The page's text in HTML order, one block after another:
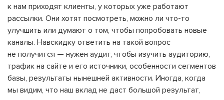
к нам приходят клиенты, у которых уже работают
рассылки. Они хотят посмотреть, можно ли что-то
улучшить или думают о том, чтобы попробовать новые
каналы. Навскидку ответить на такой вопрос
не получится — нужен аудит, чтобы изучить аудиторию,
трафик на сайте и его источники, особенности сегментов
базы, результаты нынешней активности. Иногда, когда
мы видим, что наш вклад не даст большой результат,